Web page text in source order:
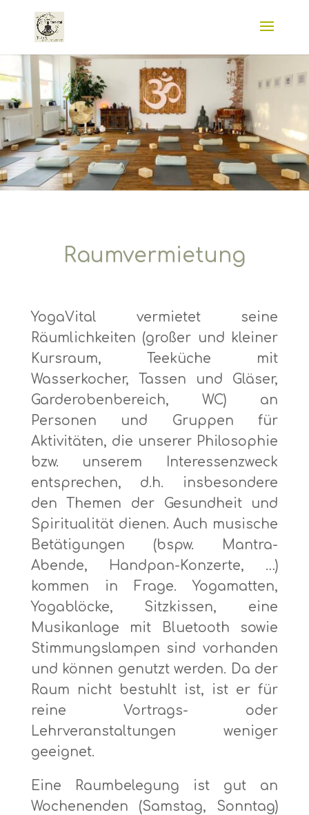
Raumvermietung
YogaVital vermietet seine
Räumlichkeiten (großer und kleiner
Kursraum, Teeküche mit
Wasserkocher, Tassen und Gläser,
Garderobenbereich, WC) an
Personen und Gruppen für
Aktivitäten, die unserer Philosophie
bzw. unserem Interessenzweck
entsprechen, d.h. insbesondere
den Themen der Gesundheit und
Spiritualität dienen. Auch musische
Betätigungen (bspw. Mantra-
Abende, Handpan-Konzerte, …)
kommen in Frage. Yogamatten,
Yogablöcke, Sitzkissen, eine
Musikanlage mit Bluetooth sowie
Stimmungslampen sind vorhanden
und können genutzt werden. Da der
Raum nicht bestuhlt ist, ist er für
reine Vortrags- oder
Lehrveranstaltungen weniger
geeignet.
Eine Raumbelegung ist gut an
Wochenenden (Samstag, Sonntag)